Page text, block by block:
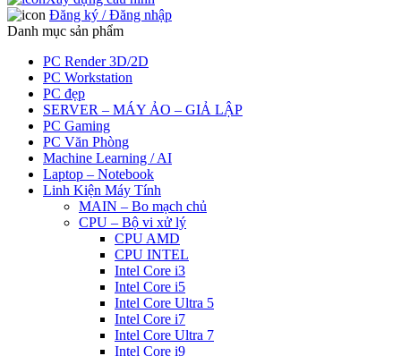
Đăng ký / Đăng nhập
Danh mục sản phẩm
PC Render 3D/2D
PC Workstation
PC đẹp
SERVER – MÁY ẢO – GIẢ LẬP
PC Gaming
PC Văn Phòng
Machine Learning / AI
Laptop – Notebook
Linh Kiện Máy Tính
MAIN – Bo mạch chủ
CPU – Bộ vi xử lý
CPU AMD
CPU INTEL
Intel Core i3
Intel Core i5
Intel Core Ultra 5
Intel Core i7
Intel Core Ultra 7
Intel Core i9